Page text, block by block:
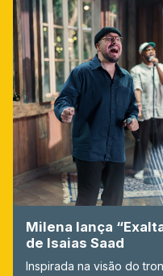
Milena lança
de Isaias Saad
Inspirada na visão do